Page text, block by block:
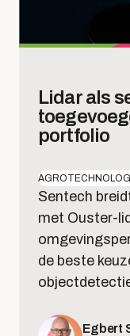
Lidar als
portfolio
Sentech
met Ouster-
de beste
Egbert